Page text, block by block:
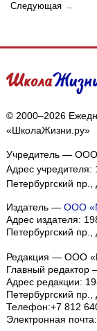
Следующая →
© 2000–2026
«ШколаЖизни.ру»
Учредитель — ООО
Адрес учредителя:
Петербургский
Издатель — ООО
Адрес издателя:
Петербургский
Редакция — ООО
Главный
Адрес редакции:
Петербургский
Телефон:+7 812
Электронная почта: